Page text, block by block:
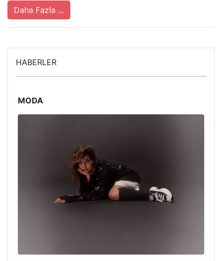
Daha Fazla ...
HABERLER
MODA